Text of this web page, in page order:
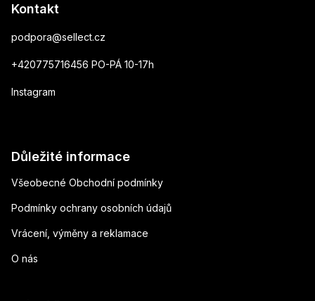
Kontakt
podpora@sellect.cz
+420775716456 PO-PÁ 10-17h
Instagram
Důležité informace
Všeobecné Obchodní podmínky
Podmínky ochrany osobních údajů
Vrácení, výměny a reklamace
O nás